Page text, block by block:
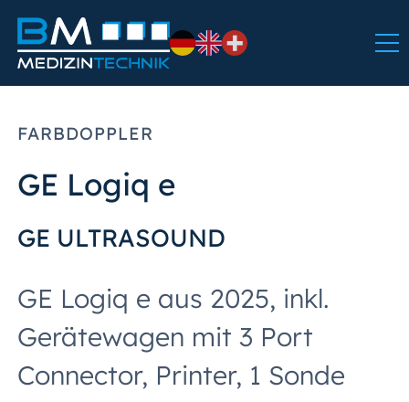
FARBDOPPLER
GE Logiq e
GE ULTRASOUND
GE Logiq e aus 2025, inkl.
Gerätewagen mit 3 Port
Connector, Printer, 1 Sonde